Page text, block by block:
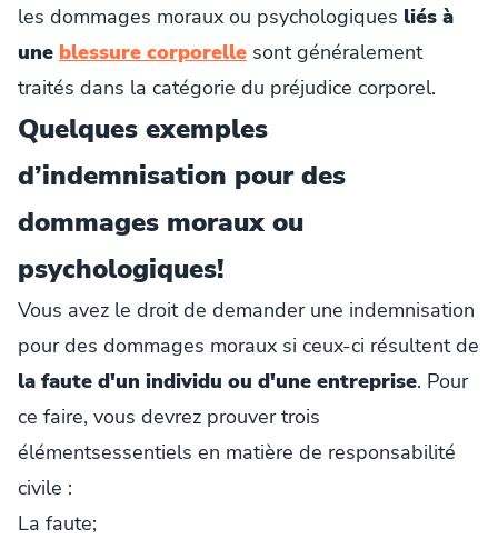
les dommages moraux ou psychologiques liés à
une blessure corporelle sont généralement
traités dans la catégorie du préjudice corporel.
Quelques exemples
d’indemnisation pour des
dommages moraux ou
psychologiques!
Vous avez le droit de demander une indemnisation
pour des dommages moraux si ceux-ci résultent de
la faute d'un individu ou d'une entreprise. Pour
ce faire, vous devrez prouver trois
élémentsessentiels en matière de responsabilité
civile :
La faute;